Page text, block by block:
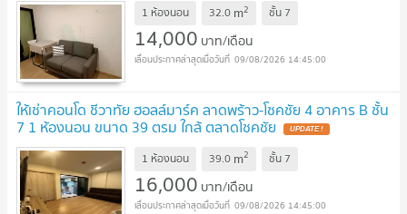
1 ห้องนอน 32.0 m2 ชั้น 7
14,000 บาท/เดือน
09/08/2026 14:45:00
ให้เช่าคอนโด ชีวาทัย ฮอลล์มาร์ค ลาดพร้าว-โชคชัย 4 อาคาร B ชั้น
7 1 ห้องนอน ขนาด 39 ตรม ใกล้ ตลาดโชคชัย UPDATE !
1 ห้องนอน 39.0 m2 ชั้น 7
16,000 บาท/เดือน
09/08/2026 14:45:00